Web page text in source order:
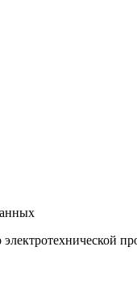
электротехнической